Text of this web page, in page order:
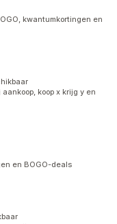
kwantumkortingen en
koop x krijg y en
en BOGO-deals